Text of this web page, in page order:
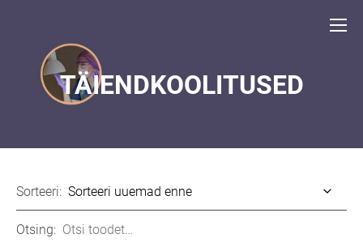
TÄIENDKOOLITUSED
Sorteeri:
Otsing: